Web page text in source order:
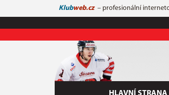
Klubweb.cz – profesionální